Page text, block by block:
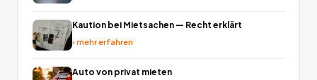
Kaution bei Mietsachen — Recht erklärt
›mehr erfahren
Auto von privat mieten